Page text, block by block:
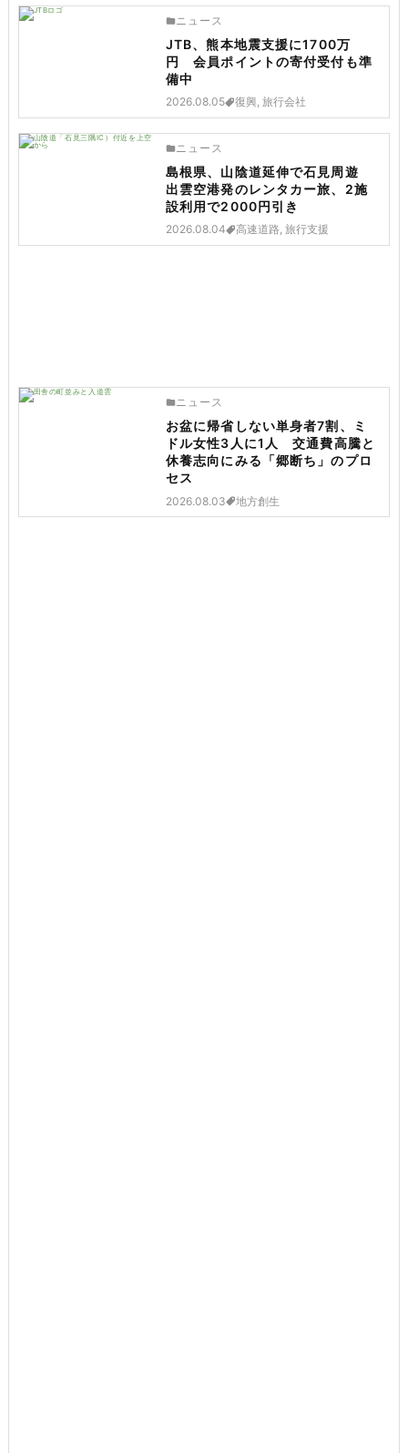
ニュース
JTB、熊本地震支援に1700万
円 会員ポイントの寄付受付も準
備中
2026.08.05 復興, 旅行会社
ニュース
島根県、山陰道延伸で石見周遊
出雲空港発のレンタカー旅、2施
設利用で2000円引き
2026.08.04 高速道路, 旅行支援
ニュース
お盆に帰省しない単身者7割、ミ
ドル女性3人に1人 交通費高騰と
休養志向にみる「郷断ち」のプロ
セス
2026.08.03 地方創生